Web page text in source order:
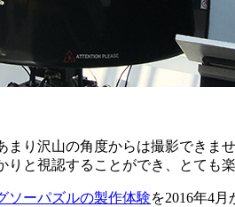
まり沢山の角度からは撮影でき
と視認することができ、とても
ソーパズルの製作体験を2016年4